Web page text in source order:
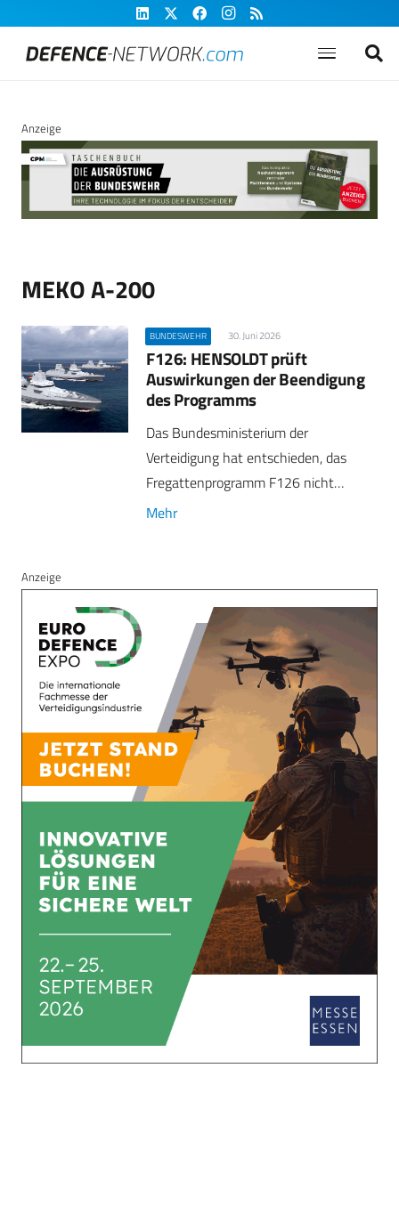
Anzeige
MEKO A-200
BUNDESWEHR 30. Juni 2026
F126: HENSOLDT prüft
Auswirkungen der Beendigung
des Programms
Das Bundesministerium der
Verteidigung hat entschieden, das
Fregattenprogramm F126 nicht…
Mehr
Anzeige